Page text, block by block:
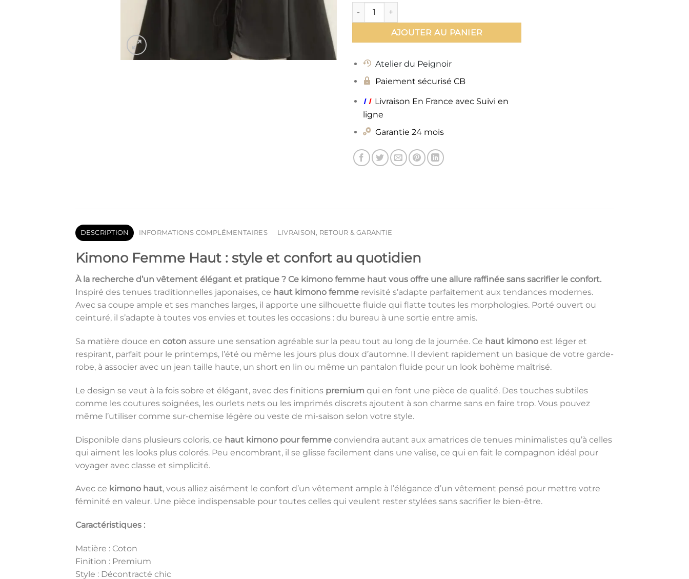
quantité de kimono femme Haut
AJOUTER AU PANIER
Atelier du Peignoir
Paiement sécurisé CB
ı ı Livraison En France avec Suivi en
ligne
Garantie 24 mois
DESCRIPTION INFORMATIONS COMPLÉMENTAIRES LIVRAISON, RETOUR & GARANTIE
Kimono Femme Haut : style et confort au quotidien
À la recherche d’un vêtement élégant et pratique ? Ce kimono femme haut vous offre une allure raffinée sans sacrifier le confort.
Inspiré des tenues traditionnelles japonaises, ce haut kimono femme revisité s’adapte parfaitement aux tendances modernes.
Avec sa coupe ample et ses manches larges, il apporte une silhouette fluide qui flatte toutes les morphologies. Porté ouvert ou
ceinturé, il s’adapte à toutes vos envies et toutes les occasions : du bureau à une sortie entre amis.
Sa matière douce en coton assure une sensation agréable sur la peau tout au long de la journée. Ce haut kimono est léger et
respirant, parfait pour le printemps, l’été ou même les jours plus doux d’automne. Il devient rapidement un basique de votre garde-
robe, à associer avec un jean taille haute, un short en lin ou même un pantalon fluide pour un look bohème maîtrisé.
Le design se veut à la fois sobre et élégant, avec des finitions premium qui en font une pièce de qualité. Des touches subtiles
comme les coutures soignées, les ourlets nets ou les imprimés discrets ajoutent à son charme sans en faire trop. Vous pouvez
même l’utiliser comme sur-chemise légère ou veste de mi-saison selon votre style.
Disponible dans plusieurs coloris, ce haut kimono pour femme conviendra autant aux amatrices de tenues minimalistes qu’à celles
qui aiment les looks plus colorés. Peu encombrant, il se glisse facilement dans une valise, ce qui en fait le compagnon idéal pour
voyager avec classe et simplicité.
Avec ce kimono haut, vous alliez aisément le confort d’un vêtement ample à l’élégance d’un vêtement pensé pour mettre votre
féminité en valeur. Une pièce indispensable pour toutes celles qui veulent rester stylées sans sacrifier le bien-être.
Caractéristiques :
Matière : Coton
Finition : Premium
Style : Décontracté chic